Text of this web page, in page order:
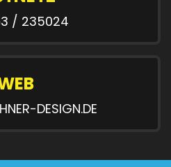
/ 235024
DESIGN.DE